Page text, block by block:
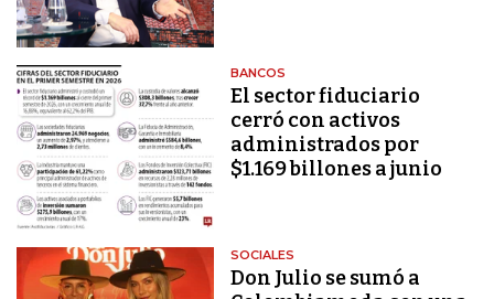
BANCOS
El sector fiduciario
cerró con activos
administrados por
$1.169 billones a junio
SOCIALES
Don Julio se sumó a